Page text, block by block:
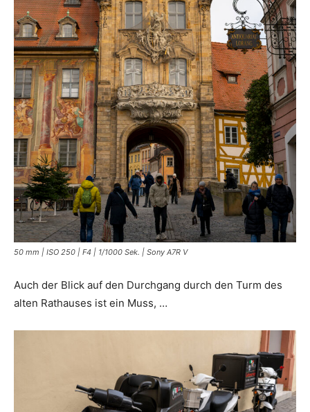
50 mm | ISO 250 | F4 | 1/1000 Sek. | Sony A7R V
Auch der Blick auf den Durchgang durch den Turm des
alten Rathauses ist ein Muss, …